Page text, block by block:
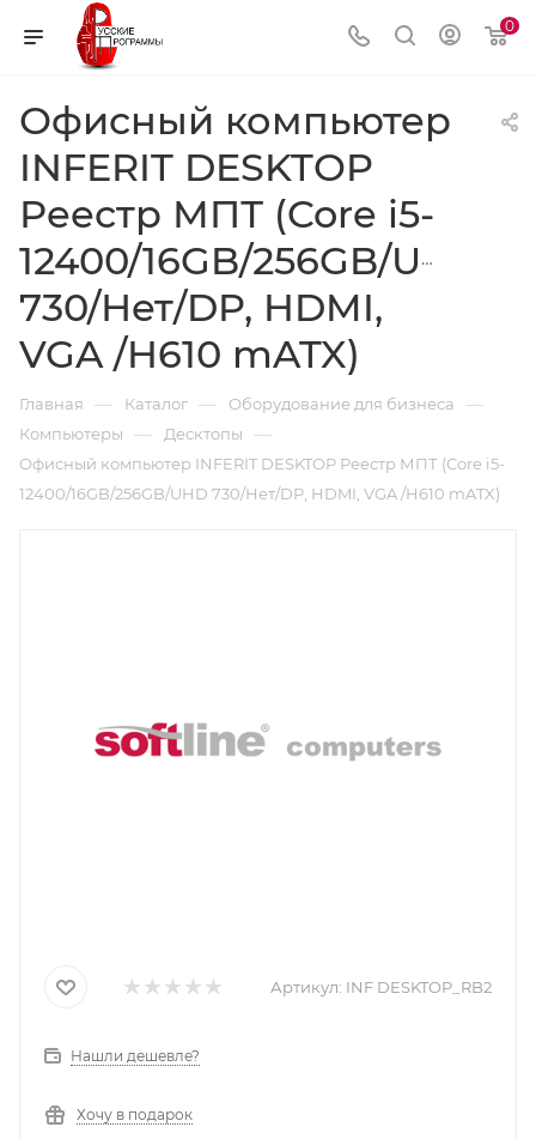
0
Офисный компьютер
INFERIT DESKTOP
Реестр МПТ (Core i5-
12400/16GB/256GB/UHD
730/Нет/DP, HDMI,
VGA /H610 mATX)
Главная — Каталог — Оборудование для бизнеса —
Компьютеры — Десктопы —
Офисный компьютер INFERIT DESKTOP Реестр МПТ (Core i5-
12400/16GB/256GB/UHD 730/Нет/DP, HDMI, VGA /H610 mATX)
Артикул: INF DESKTOP_RB2
Нашли дешевле?
Хочу в подарок